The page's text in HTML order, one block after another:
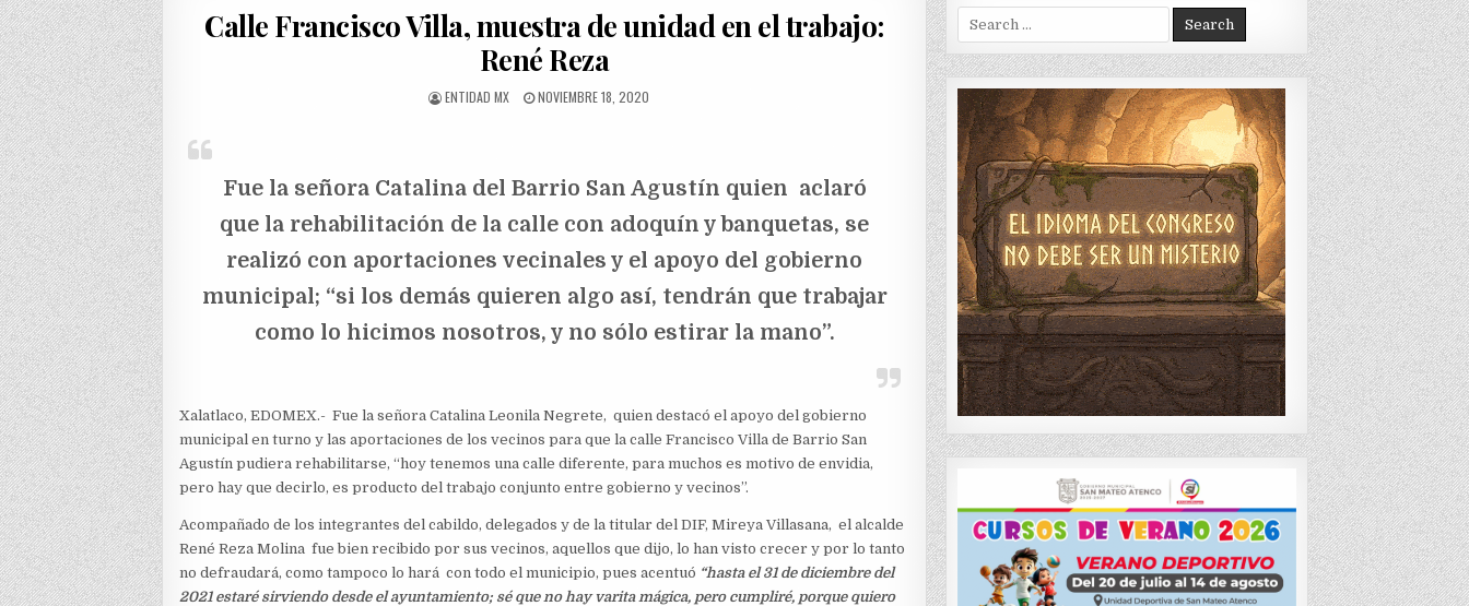
Calle Francisco Villa, muestra de unidad en el trabajo:
René Reza
AUTHOR:
ENTIDAD MX
PUBLISHED
NOVIEMBRE 18, 2020
Fue la señora Catalina del Barrio San Agustín quien aclaró
que la rehabilitación de la calle con adoquín y banquetas, se
realizó con aportaciones vecinales y el apoyo del gobierno
municipal; “si los demás quieren algo así, tendrán que trabajar
como lo hicimos nosotros, y no sólo estirar la mano”.
Xalatlaco, EDOMEX.- Fue la señora Catalina Leonila Negrete, quien destacó el apoyo del gobierno
municipal en turno y las aportaciones de los vecinos para que la calle Francisco Villa de Barrio San
Agustín pudiera rehabilitarse, “hoy tenemos una calle diferente, para muchos es motivo de envidia,
pero hay que decirlo, es producto del trabajo conjunto entre gobierno y vecinos”.
Acompañado de los integrantes del cabildo, delegados y de la titular del DIF, Mireya Villasana, el alcalde
René Reza Molina fue bien recibido por sus vecinos, aquellos que dijo, lo han visto crecer y por lo tanto
no defraudará, como tampoco lo hará con todo el municipio, pues acentuó “hasta el 31 de diciembre del
2021 estaré sirviendo desde el ayuntamiento; sé que no hay varita mágica, pero cumpliré, porque quiero
Search
for: